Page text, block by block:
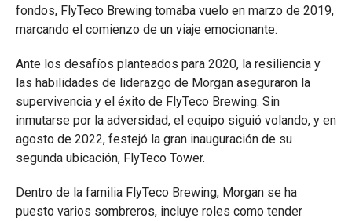
fondos, FlyTeco Brewing tomaba vuelo en marzo de 2019,
marcando el comienzo de un viaje emocionante.
Ante los desafíos planteados para 2020, la resiliencia y
las habilidades de liderazgo de Morgan aseguraron la
supervivencia y el éxito de FlyTeco Brewing. Sin
inmutarse por la adversidad, el equipo siguió volando, y en
agosto de 2022, festejó la gran inauguración de su
segunda ubicación, FlyTeco Tower.
Dentro de la familia FlyTeco Brewing, Morgan se ha
puesto varios sombreros, incluye roles como tender